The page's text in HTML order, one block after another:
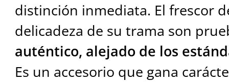
distinción inmediata. El frescor
delicadeza de su trama son
auténtico, alejado de los
Es un accesorio que gana